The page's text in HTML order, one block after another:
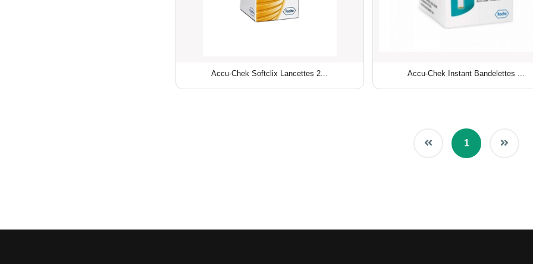
Accu-Chek Softclix Lancettes 2... Accu-Chek Instant Bandelettes ...
1